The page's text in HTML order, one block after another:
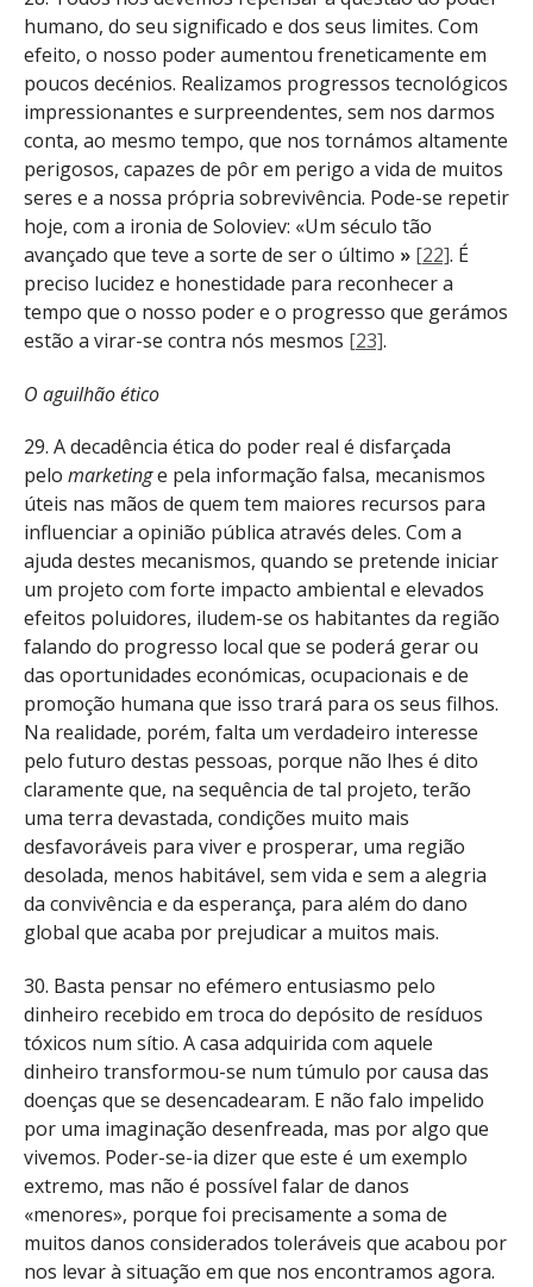
humano, do seu significado e dos seus limites. Com
efeito, o nosso poder aumentou freneticamente em
poucos decénios. Realizamos progressos tecnológicos
impressionantes e surpreendentes, sem nos darmos
conta, ao mesmo tempo, que nos tornámos altamente
perigosos, capazes de pôr em perigo a vida de muitos
seres e a nossa própria sobrevivência. Pode-se repetir
hoje, com a ironia de Soloviev: «Um século tão
avançado que teve a sorte de ser o último » [22]. É
preciso lucidez e honestidade para reconhecer a
tempo que o nosso poder e o progresso que gerámos
estão a virar-se contra nós mesmos [23].
O aguilhão ético
29. A decadência ética do poder real é disfarçada
pelo marketinge pela informação falsa, mecanismos
úteis nas mãos de quem tem maiores recursos para
influenciar a opinião pública através deles. Com a
ajuda destes mecanismos, quando se pretende iniciar
um projeto com forte impacto ambiental e elevados
efeitos poluidores, iludem-se os habitantes da região
falando do progresso local que se poderá gerar ou
das oportunidades económicas, ocupacionais e de
promoção humana que isso trará para os seus filhos.
Na realidade, porém, falta um verdadeiro interesse
pelo futuro destas pessoas, porque não lhes é dito
claramente que, na sequência de tal projeto, terão
uma terra devastada, condições muito mais
desfavoráveis para viver e prosperar, uma região
desolada, menos habitável, sem vida e sem a alegria
da convivência e da esperança, para além do dano
global que acaba por prejudicar a muitos mais.
30. Basta pensar no efémero entusiasmo pelo
dinheiro recebido em troca do depósito de resíduos
tóxicos num sítio. A casa adquirida com aquele
dinheiro transformou-se num túmulo por causa das
doenças que se desencadearam. E não falo impelido
por uma imaginação desenfreada, mas por algo que
vivemos. Poder-se-ia dizer que este é um exemplo
extremo, mas não é possível falar de danos
«menores», porque foi precisamente a soma de
muitos danos considerados toleráveis que acabou por
nos levar à situação em que nos encontramos agora.